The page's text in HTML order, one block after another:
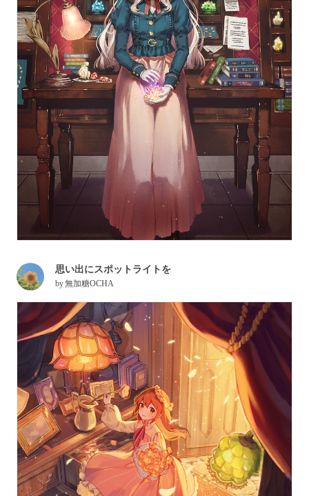
思い出にスポットライトを
by無加糖OCHA